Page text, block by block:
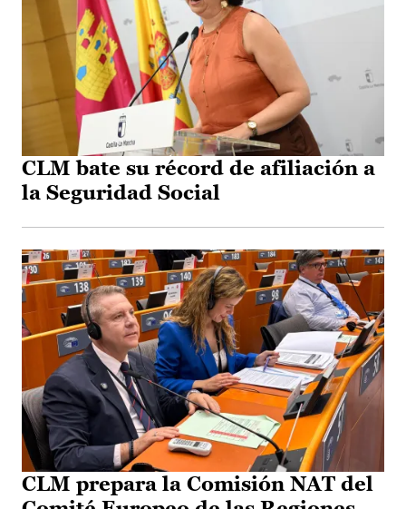
CLM bate su récord de afiliación a
la Seguridad Social
CLM prepara la Comisión NAT del